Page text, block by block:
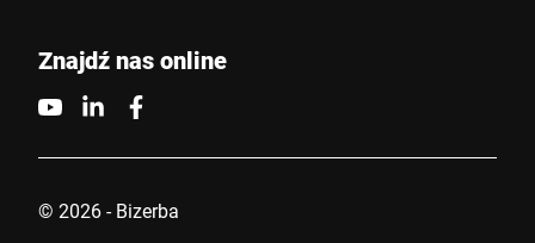
Znajdź nas online
© 2026 - Bizerba